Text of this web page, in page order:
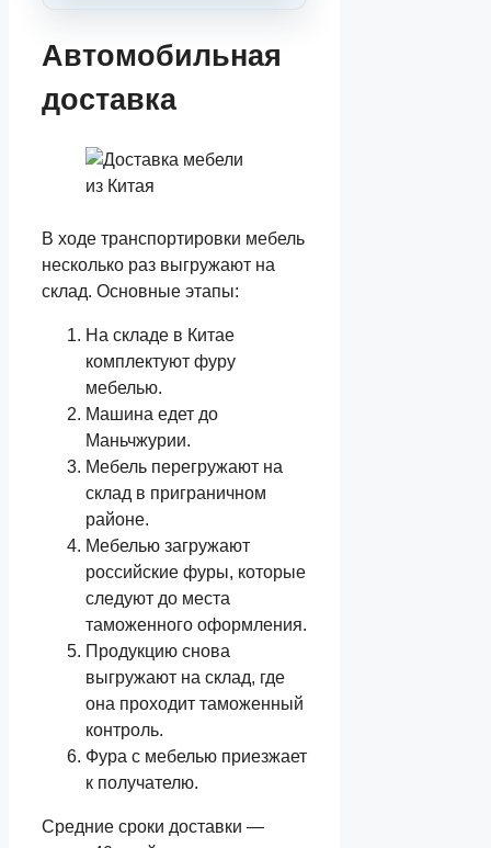
Автомобильная
доставка
В ходе транспортировки мебель
несколько раз выгружают на
склад. Основные этапы:
На складе в Китае
комплектуют фуру
мебелью.
Машина едет до
Маньчжурии.
Мебель перегружают на
склад в приграничном
районе.
Мебелью загружают
российские фуры, которые
следуют до места
таможенного оформления.
Продукцию снова
выгружают на склад, где
она проходит таможенный
контроль.
Фура с мебелью приезжает
к получателю.
Средние сроки доставки —